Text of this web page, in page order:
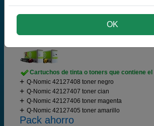
Cartuchos de tinta o toners que contiene el
Q-Nomic 42127408 toner negro
Q-Nomic 42127407 toner cian
Q-Nomic 42127406 toner magenta
Q-Nomic 42127405 toner amarillo
Pack ahorro
OK